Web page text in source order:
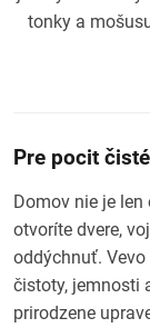
tonky a
Pre pocit
Domov nie je
otvoríte dvere,
oddýchnuť.
čistoty, jemnosti
prirodzene